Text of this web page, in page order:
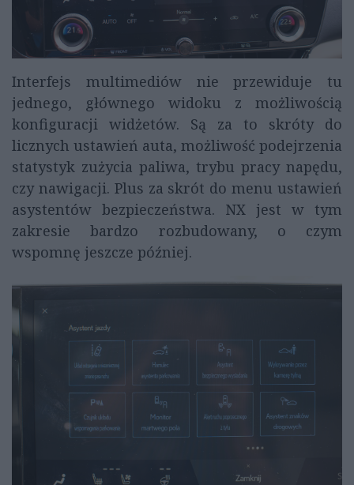
Interfejs multimediów nie przewiduje tu
jednego, głównego widoku z możliwością
konfiguracji widżetów. Są za to skróty do
licznych ustawień auta, możliwość podejrzenia
statystyk zużycia paliwa, trybu pracy napędu,
czy nawigacji. Plus za skrót do menu ustawień
asystentów bezpieczeństwa. NX jest w tym
zakresie bardzo rozbudowany, o czym
wspomnę jeszcze później.